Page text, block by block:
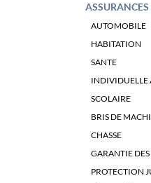
ASSURANCES
AUTOMOBILE
HABITATION
SANTE
INDIVIDUELLE
SCOLAIRE
BRIS DE
CHASSE
GARANTIE
PROTECTION